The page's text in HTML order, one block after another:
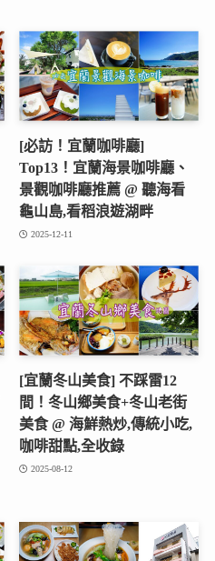
[必訪！宜蘭咖啡廳]
Top13！宜蘭海景咖啡廳、
景觀咖啡廳推薦 @ 聽海看
龜山島,看稻浪遊湖畔
2025-12-11
[宜蘭冬山美食] 不踩雷12
間！冬山鄉美食+冬山老街
美食 @ 海鮮熱炒,傳統小吃,
咖啡甜點,全收錄
2025-08-12